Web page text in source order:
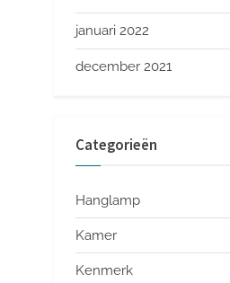
januari 2022
december 2021
Categorieën
Hanglamp
Kamer
Kenmerk